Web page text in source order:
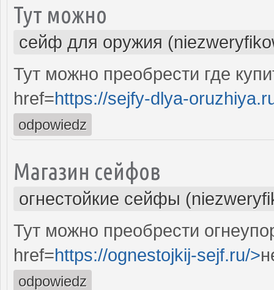
Тут можно
сейф для оружия
Тут можно преобрести где
href=https://sejfy-dlya-
odpowiedz
Магазин сейфов
огнестойкие сейфы
Тут можно преобрести
href=https://ognestojkij-sejf.ru/>
odpowiedz